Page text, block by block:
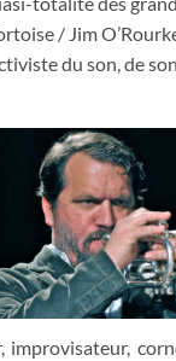
/ Jim
du son, de
improvisateur,